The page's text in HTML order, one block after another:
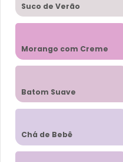
Suco de Verão
Morango com Creme
Batom Suave
Chá de Bebê